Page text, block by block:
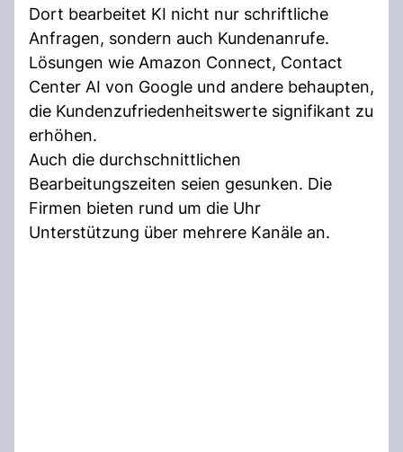
Dort bearbeitet KI nicht nur schriftliche
Anfragen, sondern auch Kundenanrufe.
Lösungen wie Amazon Connect, Contact
Center AI von Google und andere behaupten,
die Kundenzufriedenheitswerte signifikant zu
erhöhen.
Auch die durchschnittlichen
Bearbeitungszeiten seien gesunken. Die
Firmen bieten rund um die Uhr
Unterstützung über mehrere Kanäle an.